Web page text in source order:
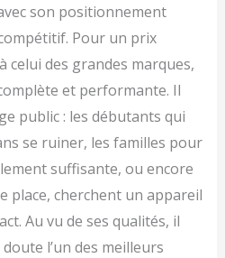
son positionnement
Pour un prix
des grandes marques,
et performante. Il
public : les débutants qui
se ruiner, les familles pour
suffisante, ou encore
place, cherchent un appareil
Au vu de ses qualités, il
l’un des meilleurs